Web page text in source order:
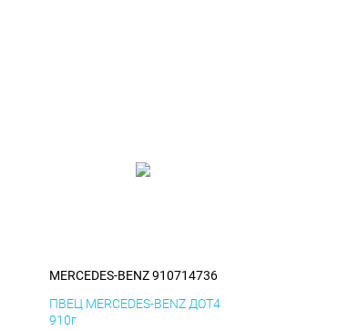
MERCEDES-BENZ 910714736
ПВЕЦ MERCEDES-BENZ ДОТ4
910г